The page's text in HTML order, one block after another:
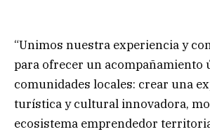
“Unimos nuestra experiencia y
para ofrecer un acompañamiento
comunidades locales: crear una
turística y cultural innovadora,
ecosistema emprendedor